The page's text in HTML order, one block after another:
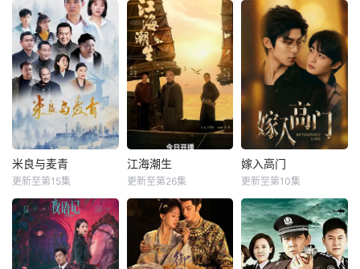
米良与麦青
更新至第15集
江海潮生
更新至第26集
嫁入高门
更新至第10集